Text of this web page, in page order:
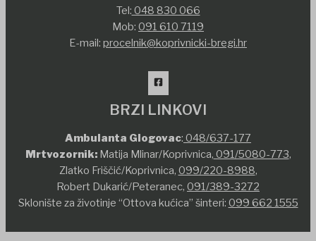
Tel: 048 830 066
Mob: 091 610 7119
E-mail: procelnik@koprivnicki-bregi.hr
BRZI LINKOVI
Ambulanta Glogovac: 048/637-177
Mrtvozornik:Matija Mlinar/Koprivnica, 091/5080-773,
Zlatko Friščić/Koprivnica, 099/220-8988,
Robert Dukarić/Peteranec, 091/389-3272
Sklonište za životinje “Ottova kućica” šinteri: 099 662 1555